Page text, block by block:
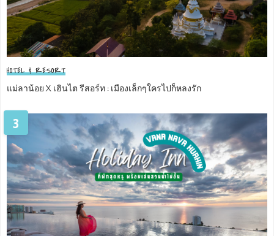
HOTEL & RESORT
แม่ลาน้อย X เฮินไต รีสอร์ท : เมืองเล็กๆใครไปก็หลงรัก
3